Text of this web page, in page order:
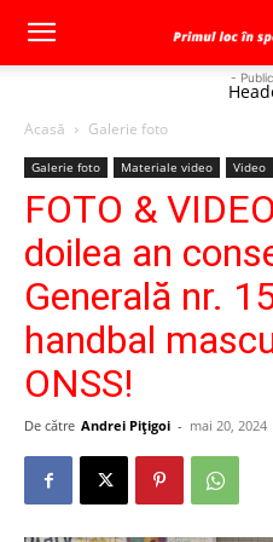
-
Acasă Galerie foto
Galerie foto Materiale video Video
FOTO &
doilea an
Generală nr.
handbal
ONSS!
De către Andrei Pițigoi - mai 20, 2024